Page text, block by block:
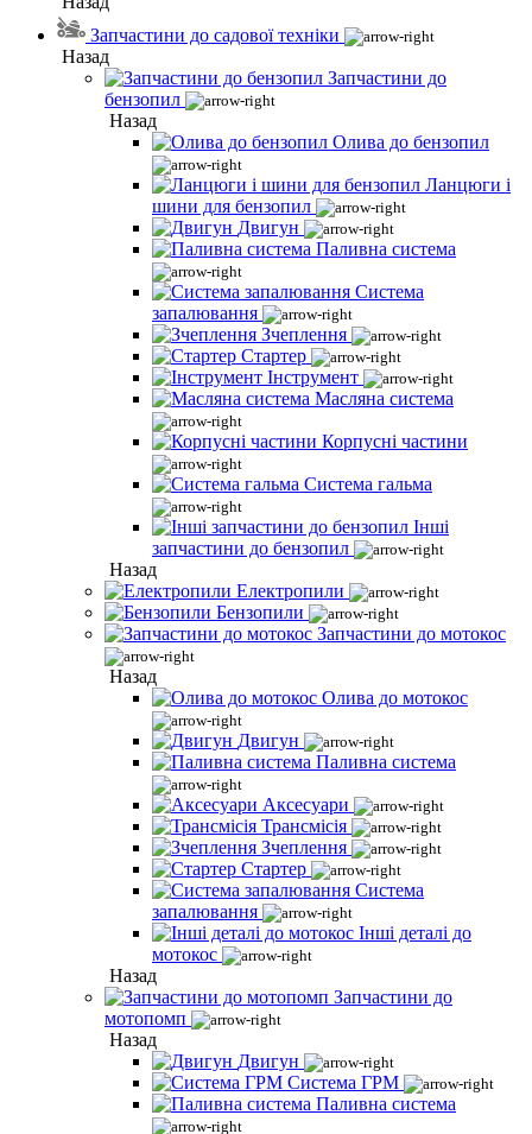
Запчастини до садової техніки
Назад
Запчастини до
бензопил
Назад
Олива до бензопил
Ланцюги і
шини для бензопил
Двигун
Паливна система
Система
запалювання
Зчеплення
Стартер
Інструмент
Масляна система
Корпусні частини
Система гальма
Інші
запчастини до бензопил
Назад
Електропили
Бензопили
Запчастини до мотокос
Назад
Олива до мотокос
Двигун
Паливна система
Аксесуари
Трансмісія
Зчеплення
Стартер
Система
запалювання
Інші деталі до
мотокос
Назад
Запчастини до
мотопомп
Назад
Двигун
Система ГРМ
Паливна система